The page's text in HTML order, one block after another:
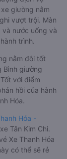
giường nằm
vượt trội. Màn
và nước uống và
trình.
nằm đôi tốt
Bình giường
với điểm
hồi của hành
Hóa.
Hóa -
Tân Kim Chi.
Xe Thanh Hóa
có thể sẽ rẻ